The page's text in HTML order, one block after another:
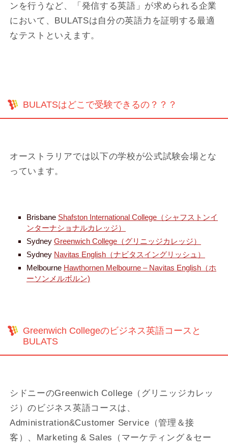
ンを行うなど、「発信する英語」が求められる企業
において、BULATSは自分の英語力を証明する最適
なテストといえます。
BULATSはどこで受験できるの？？？
オーストラリアでは以下の学校が公式試験会場とな
っています。
Brisbane Shafston International College（シャフストンイ
ンターナショナルカレッジ）
Sydney Greenwich College（グリニッジカレッジ）
Sydney Navitas English（ナビタスイングリッシュ）
Melbourne Hawthornen Melbourne – Navitas English（ホ
ーソンメルボルン)
Greenwich Collegeのビジネス英語コースと
BULATS
シドニーのGreenwich College（グリニッジカレッ
ジ）のビジネス英語コースは、
Administration&Customer Service（管理＆接
客）、Marketing & Sales（マーケティング＆セー